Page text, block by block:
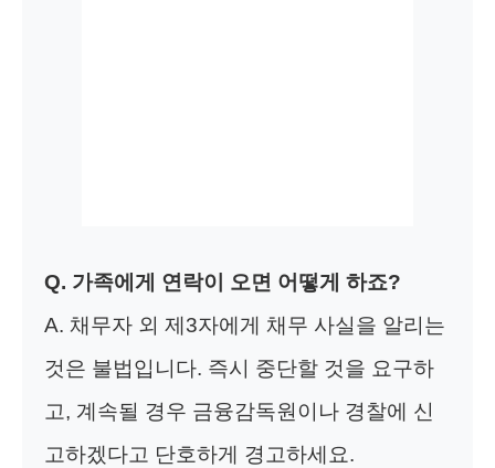
Q. 가족에게 연락이 오면 어떻게 하죠?
A. 채무자 외 제3자에게 채무 사실을 알리는
것은 불법입니다. 즉시 중단할 것을 요구하
고, 계속될 경우 금융감독원이나 경찰에 신
고하겠다고 단호하게 경고하세요.